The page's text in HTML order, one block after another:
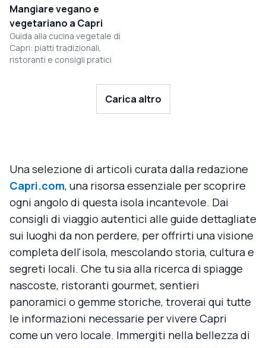
Mangiare vegano e
vegetariano a Capri
Guida alla cucina vegetale di
Capri: piatti tradizionali,
ristoranti e consigli pratici
Carica altro
Una selezione di articoli curata dalla redazione
Capri.com, una risorsa essenziale per scoprire
ogni angolo di questa isola incantevole. Dai
consigli di viaggio autentici alle guide dettagliate
sui luoghi da non perdere, per offrirti una visione
completa dell'isola, mescolando storia, cultura e
segreti locali. Che tu sia alla ricerca di spiagge
nascoste, ristoranti gourmet, sentieri
panoramici o gemme storiche, troverai qui tutte
le informazioni necessarie per vivere Capri
come un vero locale. Immergiti nella bellezza di